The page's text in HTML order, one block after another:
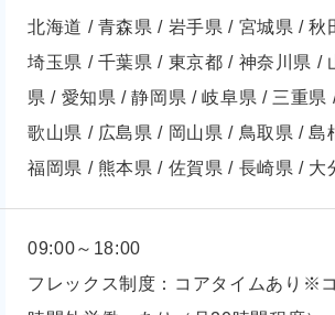
北海道 / 青森県 / 岩手県 / 宮城県 /
埼玉県 / 千葉県 / 東京都 / 神奈川県 /
県 / 愛知県 / 静岡県 / 岐阜県 / 三重
歌山県 / 広島県 / 岡山県 / 鳥取県 /
福岡県 / 熊本県 / 佐賀県 / 長崎県 /
09:00～18:00
フレックス制度：コアタイムあり※